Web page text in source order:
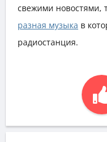
свежими новостями,
разная музыка в
радиостанция.